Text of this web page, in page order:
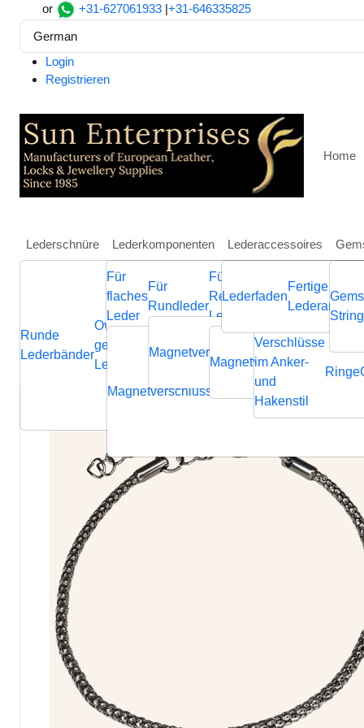
or +31-627061933 |+31-646335825
German
Login
Registrieren
Home
Lederschnüre
Runde
Lederbänder
Ovale
geflochtene
Lederbänder
Geflochtene
Lederschnüre
Flache
Lederschnüre
Lederkomponenten
Für
flaches
Leder
Magnetverschluss
Für
Rundleder
Magnetverschluss Endverschluss
Für
Regaliz
Leder
Magnetverschluss
Verschlüsse
im Anker-
und
Hakenstil
Ringe
Lederaccessoires
Lederfaden
Fertige
Ketten Vorgefertigte Armbänder Popcorn
Popcorn Chain Bracelet -